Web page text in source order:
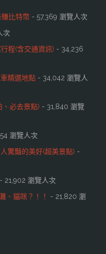
比特幣 - 57,369 瀏覽人次
次
程(含交通資訊) - 34,236
精選地點 - 34,042 瀏覽人
、必去景點) - 31,840 瀏覽
瀏覽人次
驚豔的美好(超美景點) -
- 21,902 瀏覽人次
、貓咪？！！
- 21,820 瀏